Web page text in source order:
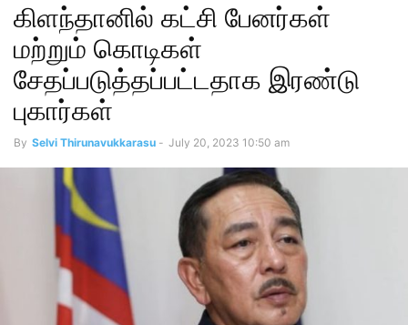
கிளந்தானில் கட்சி பேனர்கள்
மற்றும் கொடிகள்
சேதப்படுத்தப்பட்டதாக இரண்டு
புகார்கள்
By Selvi Thirunavukkarasu - July 20, 2023 10:50 am